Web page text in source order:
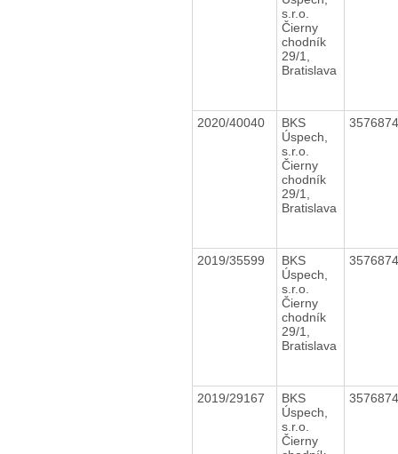
s.r.o.
Čierny
chodník
29/1,
Bratislava
2020/40040
BKS
Úspech,
s.r.o.
Čierny
chodník
29/1,
Bratislava
2019/35599
BKS
Úspech,
s.r.o.
Čierny
chodník
29/1,
Bratislava
2019/29167
BKS
Úspech,
s.r.o.
Čierny